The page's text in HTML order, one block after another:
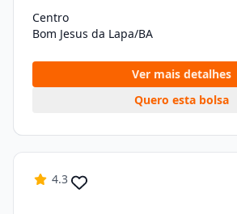
Centro
Bom Jesus da Lapa/BA
Ver mais detalhes
Quero esta bolsa
4.3